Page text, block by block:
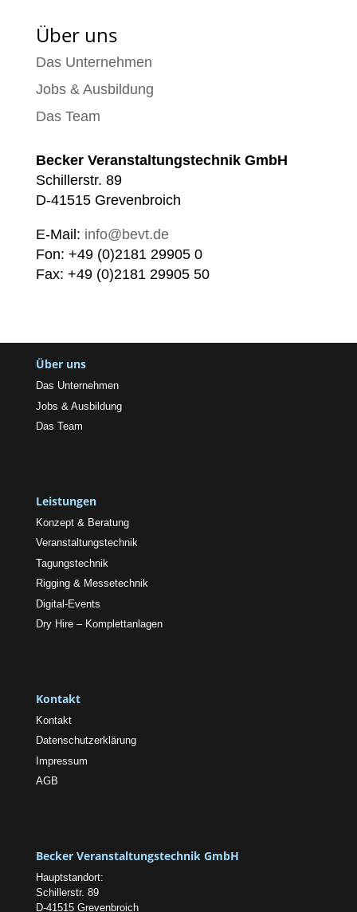
Über uns
Das Unternehmen
Jobs & Ausbildung
Das Team
Becker Veranstaltungstechnik GmbH
Schillerstr. 89
D-41515 Grevenbroich
E-Mail: info@bevt.de
Fon: +49 (0)2181 29905 0
Fax: +49 (0)2181 29905 50
Über uns
Das Unternehmen
Jobs & Ausbildung
Das Team
Leistungen
Konzept & Beratung
Veranstaltungstechnik
Tagungstechnik
Rigging & Messetechnik
Digital-Events
Dry Hire – Komplettanlagen
Kontakt
Kontakt
Datenschutzerklärung
Impressum
AGB
Becker Veranstaltungstechnik GmbH
Hauptstandort:
Schillerstr. 89
D-41515 Grevenbroich